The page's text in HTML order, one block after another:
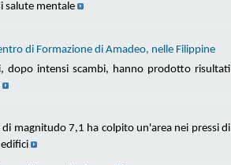
salute mentale
di Formazione di Amadeo, nelle Filippine
dopo intensi scambi, hanno prodotto risultati
magnitudo 7,1 ha colpito un'area nei pressi di